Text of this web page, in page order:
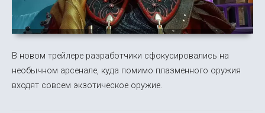
В новом трейлере разработчики сфокусировались на
необычном арсенале, куда помимо плазменного оружия
входят совсем экзотическое оружие.